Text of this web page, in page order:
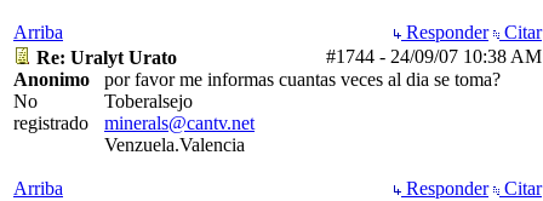
Arriba Responder
Citar
#1744 - 24/09/07 10:38 AM
Re: Uralyt Urato
Anonimo
No
registrado
por favor me informas cuantas veces al dia se toma?
Toberalsejo
minerals@cantv.net
Venzuela.Valencia
Arriba Responder
Citar